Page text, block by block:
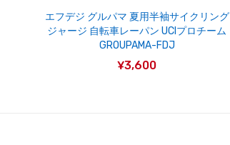
エフデジ グルパマ 夏用半袖サイクリング
ジャージ 自転車レーパン UCIプロチーム
GROUPAMA-FDJ
¥3,600